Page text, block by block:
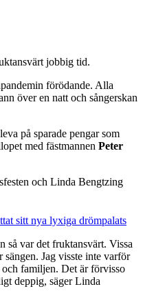
jobbig tid.
förödande. Alla
över en natt och sångerskan
på sparade pengar som
med fästmannen Peter
och Linda Bengtzing
sitt nya lyxiga drömpalats
så var det fruktansvärt. Vissa
sängen. Jag visste inte varför
familjen. Det är förvisso
deppig, säger Linda